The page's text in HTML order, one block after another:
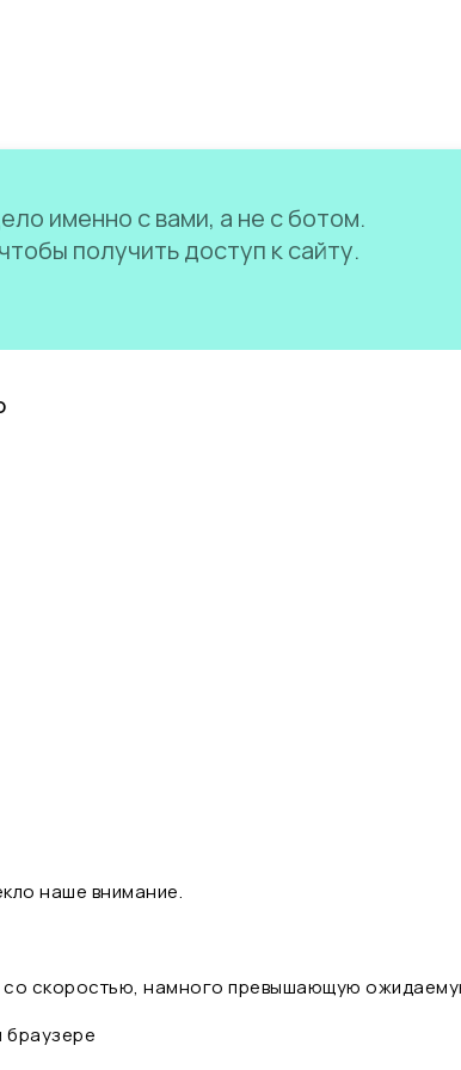
именно с вами, а не с ботом.
получить доступ к сайту.
наше внимание.
со скоростью, намного превышающую